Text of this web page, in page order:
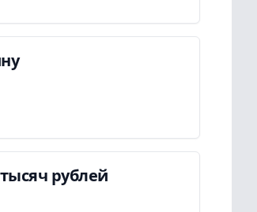
рублей